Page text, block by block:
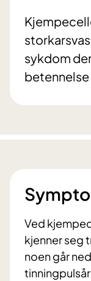
sykdom
Ved
kjenner seg
noen går